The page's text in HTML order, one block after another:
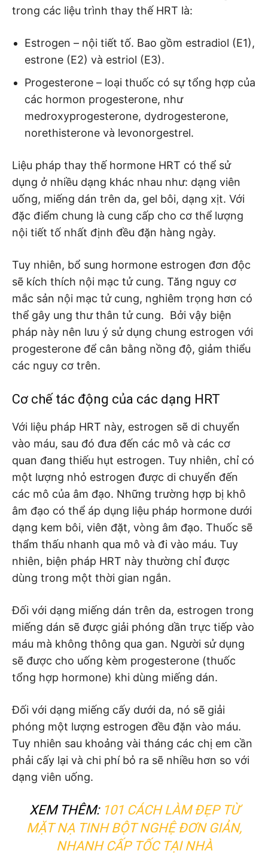
trong các liệu trình thay thế HRT là:
Estrogen – nội tiết tố. Bao gồm estradiol (E1),
estrone (E2) và estriol (E3).
Progesterone – loại thuốc có sự tổng hợp của
các hormon progesterone, như
medroxyprogesterone, dydrogesterone,
norethisterone và levonorgestrel.
Liệu pháp thay thế hormone HRT có thể sử
dụng ở nhiều dạng khác nhau như: dạng viên
uống, miếng dán trên da, gel bôi, dạng xịt. Với
đặc điểm chung là cung cấp cho cơ thể lượng
nội tiết tố nhất định đều đặn hàng ngày.
Tuy nhiên, bổ sung hormone estrogen đơn độc
sẽ kích thích nội mạc tử cung. Tăng nguy cơ
mắc sản nội mạc tử cung, nghiêm trọng hơn có
thể gây ung thư thân tử cung. Bởi vậy biện
pháp này nên lưu ý sử dụng chung estrogen với
progesterone để cân bằng nồng độ, giảm thiểu
các nguy cơ trên.
Cơ chế tác động của các dạng HRT
Với liệu pháp HRT này, estrogen sẽ di chuyển
vào máu, sau đó đưa đến các mô và các cơ
quan đang thiếu hụt estrogen. Tuy nhiên, chỉ có
một lượng nhỏ estrogen được di chuyển đến
các mô của âm đạo. Những trường hợp bị khô
âm đạo có thể áp dụng liệu pháp hormone dưới
dạng kem bôi, viên đặt, vòng âm đạo. Thuốc sẽ
thẩm thấu nhanh qua mô và đi vào máu. Tuy
nhiên, biện pháp HRT này thường chỉ được
dùng trong một thời gian ngắn.
Đối với dạng miếng dán trên da, estrogen trong
miếng dán sẽ được giải phóng dần trực tiếp vào
máu mà không thông qua gan. Người sử dụng
sẽ được cho uống kèm progesterone (thuốc
tổng hợp hormone) khi dùng miếng dán.
Đối với dạng miếng cấy dưới da, nó sẽ giải
phóng một lượng estrogen đều đặn vào máu.
Tuy nhiên sau khoảng vài tháng các chị em cần
phải cấy lại và chi phí bỏ ra sẽ nhiều hơn so với
dạng viên uống.
XEM THÊM: 101 CÁCH LÀM ĐẸP TỪ
MẶT NẠ TINH BỘT NGHỆ ĐƠN GIẢN,
NHANH CẤP TỐC TẠI NHÀ